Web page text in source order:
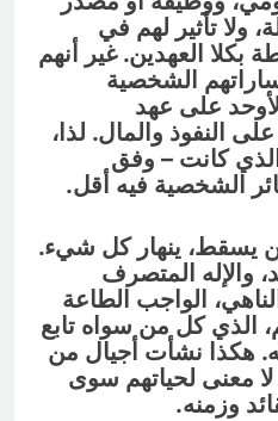
ولا تأثير لهم في
بكلا العهدين. غير أنهم
الشخصية
على عهد
النفوذ والمال. لذا،
كانت – وفق
الشخصية فيه أقل.
يسقط، ينهار كل شيء.
والإله المتصرف
الواجب الطاعة
الذي كل من سواه تابع
هكذا نشأت أجيال من
لا معنى لحياتهم سوى
وزمنه.